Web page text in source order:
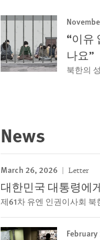
“이유
나요”
북한의
News
March 26, 2026 Letter
대한민국 대통령에
제61차 유엔 인권이사회 북